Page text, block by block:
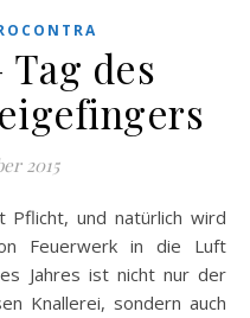
des
2015
Feuerwerk in die Luft
Jahres ist nicht nur der
Knallerei, sondern auch